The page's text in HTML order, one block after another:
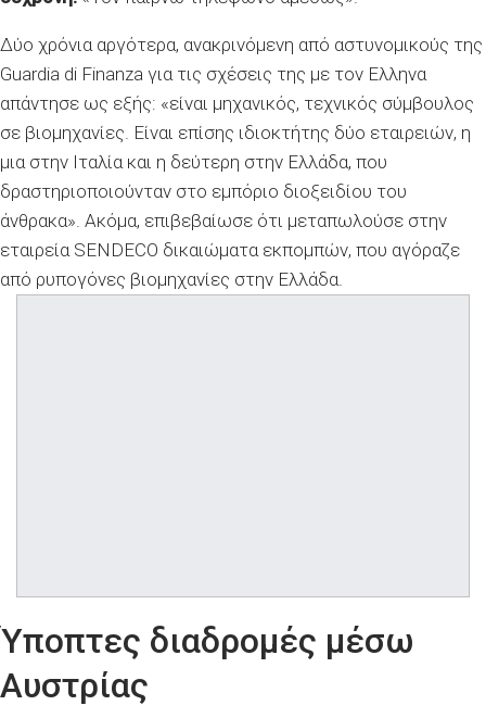
Δύο χρόνια αργότερα, ανακρινόμενη από αστυνομικούς της
Guardia di Finanza για τις σχέσεις της με τον Ελληνα
απάντησε ως εξής: «είναι μηχανικός, τεχνικός σύμβουλος
σε βιομηχανίες. Eίναι επίσης ιδιοκτήτης δύο εταιρειών, η
μια στην Ιταλία και η δεύτερη στην Ελλάδα, που
δραστηριοποιούνταν στο εμπόριο διοξειδίου του
άνθρακα». Ακόμα, επιβεβαίωσε ότι μεταπωλούσε στην
εταιρεία SENDECO δικαιώματα εκπομπών, που αγόραζε
από ρυπογόνες βιομηχανίες στην Ελλάδα.
Ύποπτες διαδρομές μέσω
Αυστρίας